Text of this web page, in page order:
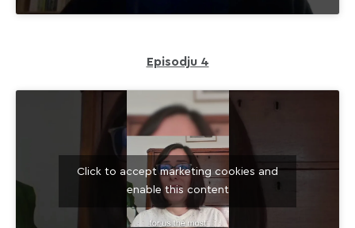
Episodju 4
Click to accept marketing cookies and
enable this content